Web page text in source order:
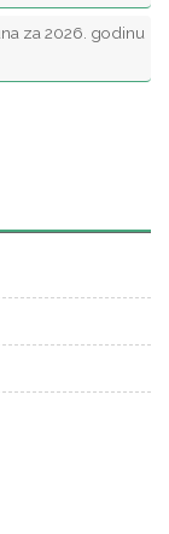
za 2026. godinu